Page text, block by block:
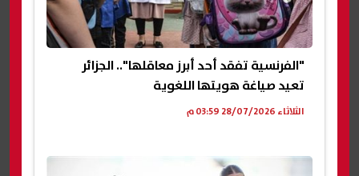
"الفرنسية تفقد أحد أبرز معاقلها".. الجزائر
تعيد صياغة هويتها اللغوية
الثلاثاء 28/07/2026 03:59 م